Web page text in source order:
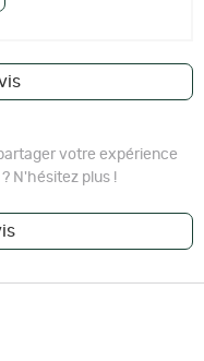
votre expérience
N'hésitez plus !